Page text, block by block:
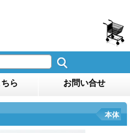
ら お問い合せ
本体